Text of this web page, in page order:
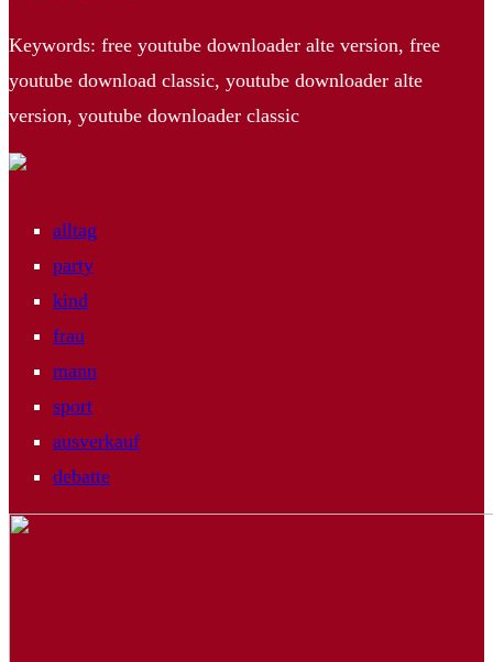
Keywords: free youtube downloader alte version, free
youtube download classic, youtube downloader alte
version, youtube downloader classic
alltag
party
kind
frau
mann
sport
ausverkauf
debatte